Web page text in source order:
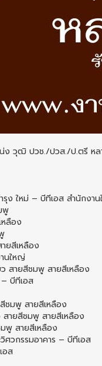
ง วุฒิ ปวช./ปวส./ป.ตรี หล
รุง ใหม่ – บีทีเอส สำนักงา
พู
ลือง
ยสีเหลือง
นใหญ่
สายสีชมพู สายสีเหลือง
บีทีเอส
ชมพู สายสีเหลือง
สายสีชมพู สายสีเหลือง
พู สายสีเหลือง
ศวกรรมอาคาร – บีทีเอส
อส